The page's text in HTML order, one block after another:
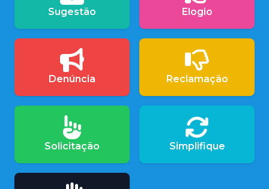
Sugestão Elogio
Denúncia Reclamação
Solicitação Simplifique